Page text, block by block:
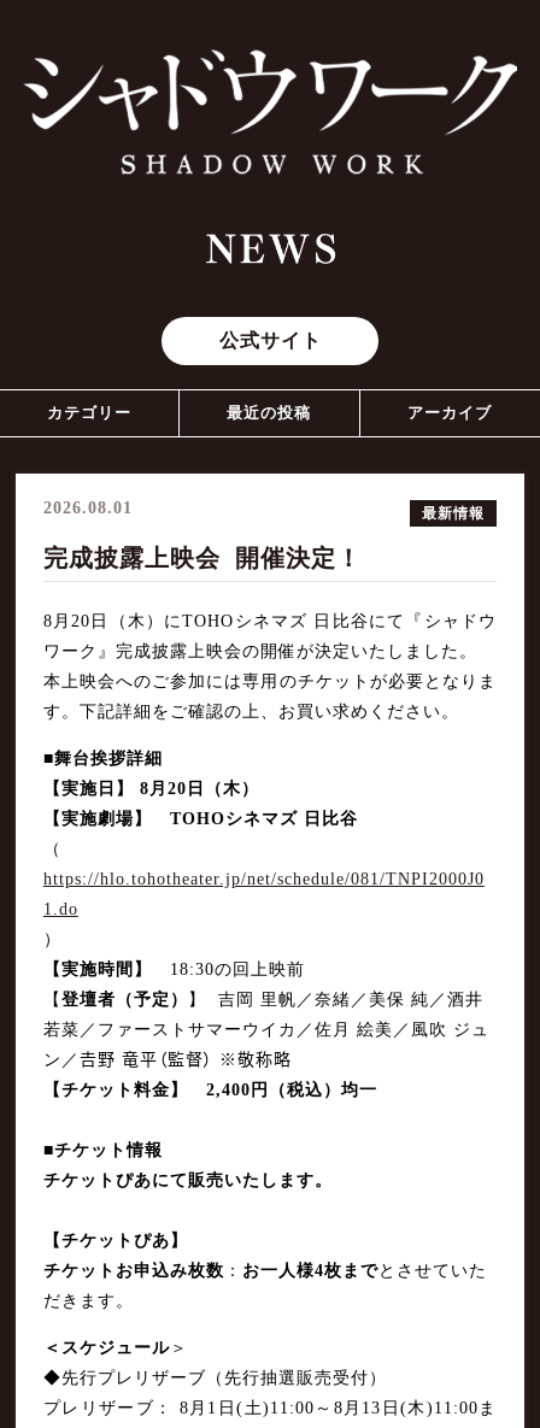
公式サイト
カテゴリー 最近の投稿
ティザービジュアル＆特報映像2種・新キャスト解禁！公開日も
9月25日(金)に決定！
吉岡里帆✕奈緒W主演、映画『シャドウワーク』2026年公開決
定・コメント動画・監督コメントも解禁！
アーカイブ
2026年5月
2026年2月
2026.08.01 最新情報
完成披露上映会 開催決定！
8月20日（木）にTOHOシネマズ 日比谷にて『シャドウ
ワーク』完成披露上映会の開催が決定いたしました。
本上映会へのご参加には専用のチケットが必要となりま
す。下記詳細をご確認の上、お買い求めください。
■舞台挨拶詳細
【実施日】 8月20日（木）
【実施劇場】 TOHOシネマズ 日比谷
（
https://hlo.tohotheater.jp/net/schedule/081/TNPI2000J0
1.do
）
【実施時間】
18:30の回上映前
【 登壇者（予定）
】 吉岡 里帆／奈緒／美保 純／酒井
若菜／ファーストサマーウイカ／佐月 絵美／風吹 ジュ
ン／𠮷野 竜平（監督） ※敬称略
【チケット料金】 2,400円（税込）均一
■チケット情報
チケットぴあにて販売いたします。
【チケットぴあ】
チケットお申込み枚数 ： お一人様4枚までとさせていた
だきます。
＜スケジュール＞
◆先行プレリザーブ（先行抽選販売受付）
プレリザーブ： 8月1日(土)11:00～8月13日(木)11:00ま